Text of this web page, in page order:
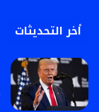
أخر التحديثات